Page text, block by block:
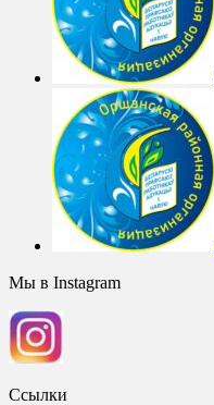
Мы в Instagram
Ссылки